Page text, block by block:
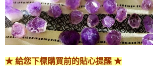
★ 給您下標購買前的貼心提醒 ★